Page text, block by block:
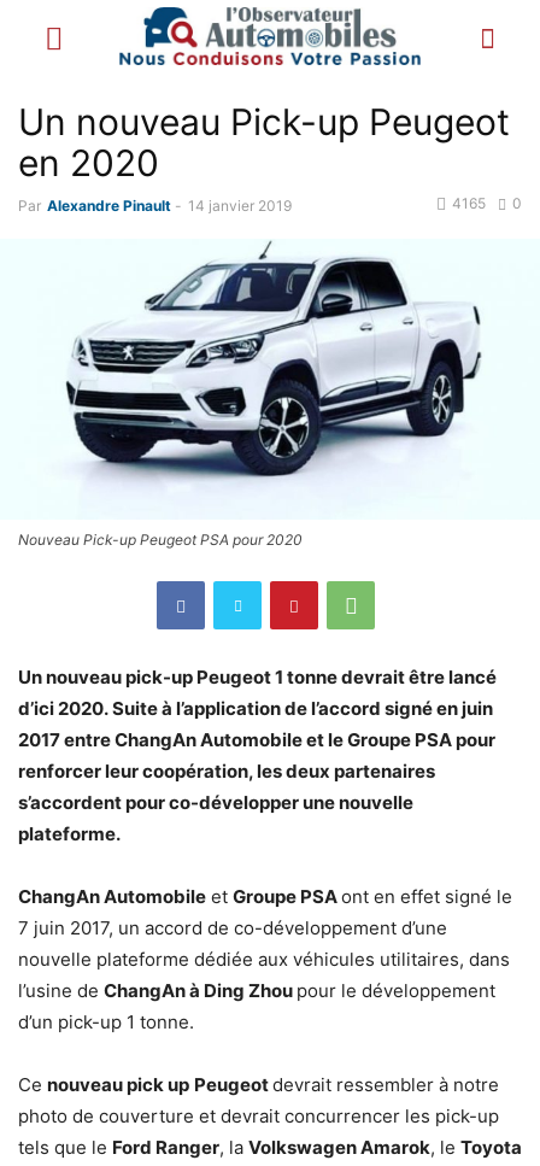
Un nouveau Pick-up Peugeot
en 2020
Par Alexandre Pinault - 14 janvier 2019 0
4165
Nouveau Pick-up Peugeot PSA pour 2020
Un nouveau pick-up Peugeot 1 tonne devrait être lancé
d’ici 2020.Suite à l’application de l’accord signé en juin
2017 entre ChangAn Automobile et le Groupe PSA pour
renforcer leur coopération, les deux partenaires
s’accordent pour co-développer une nouvelle
plateforme.
ChangAn Automobile et Groupe PSAont en effet signé le
7 juin 2017, un accord de co-développement d’une
nouvelle plateforme dédiée aux véhicules utilitaires, dans
l’usine de ChangAn à Ding Zhou pour le développement
d’un pick-up 1 tonne.
Ce nouveau pick up Peugeotdevrait ressembler à notre
photo de couverture et devrait concurrencer les pick-up
tels que le Ford Ranger, la Volkswagen Amarok, le Toyota